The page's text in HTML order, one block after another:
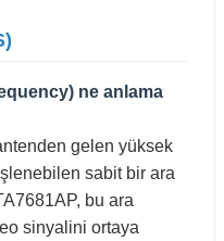
ne anlama
gelen yüksek
sabit bir ara
bu ara
sinyalini ortaya